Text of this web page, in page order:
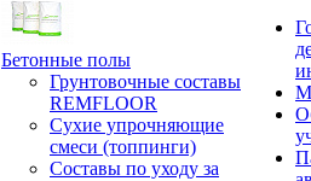
Бетонные полы
Грунтовочные составы
REMFLOOR
Сухие упрочняющие
смеси (топпинги)
Составы по уходу за